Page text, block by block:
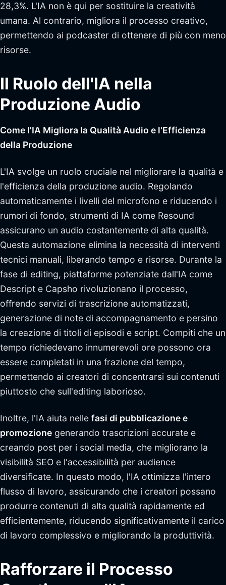
28,3%. L'IA non è qui per sostituire la creatività
umana. Al contrario, migliora il processo creativo,
permettendo ai podcaster di ottenere di più con meno
risorse.
Il Ruolo dell'IA nella
Produzione Audio
Come l'IA Migliora la Qualità Audio e l'Efficienza
della Produzione
L'IA svolge un ruolo cruciale nel migliorare la qualità e
l'efficienza della produzione audio. Regolando
automaticamente i livelli del microfono e riducendo i
rumori di fondo, strumenti di IA come Resound
assicurano un audio costantemente di alta qualità.
Questa automazione elimina la necessità di interventi
tecnici manuali, liberando tempo e risorse. Durante la
fase di editing, piattaforme potenziate dall'IA come
Descript e Capsho rivoluzionano il processo,
offrendo servizi di trascrizione automatizzati,
generazione di note di accompagnamento e persino
la creazione di titoli di episodi e script. Compiti che un
tempo richiedevano innumerevoli ore possono ora
essere completati in una frazione del tempo,
permettendo ai creatori di concentrarsi sui contenuti
piuttosto che sull'editing laborioso.
Inoltre, l'IA aiuta nelle fasi di pubblicazione e
promozione generando trascrizioni accurate e
creando post per i social media, che migliorano la
visibilità SEO e l'accessibilità per audience
diversificate. In questo modo, l'IA ottimizza l'intero
flusso di lavoro, assicurando che i creatori possano
produrre contenuti di alta qualità rapidamente ed
efficientemente, riducendo significativamente il carico
di lavoro complessivo e migliorando la produttività.
Rafforzare il Processo